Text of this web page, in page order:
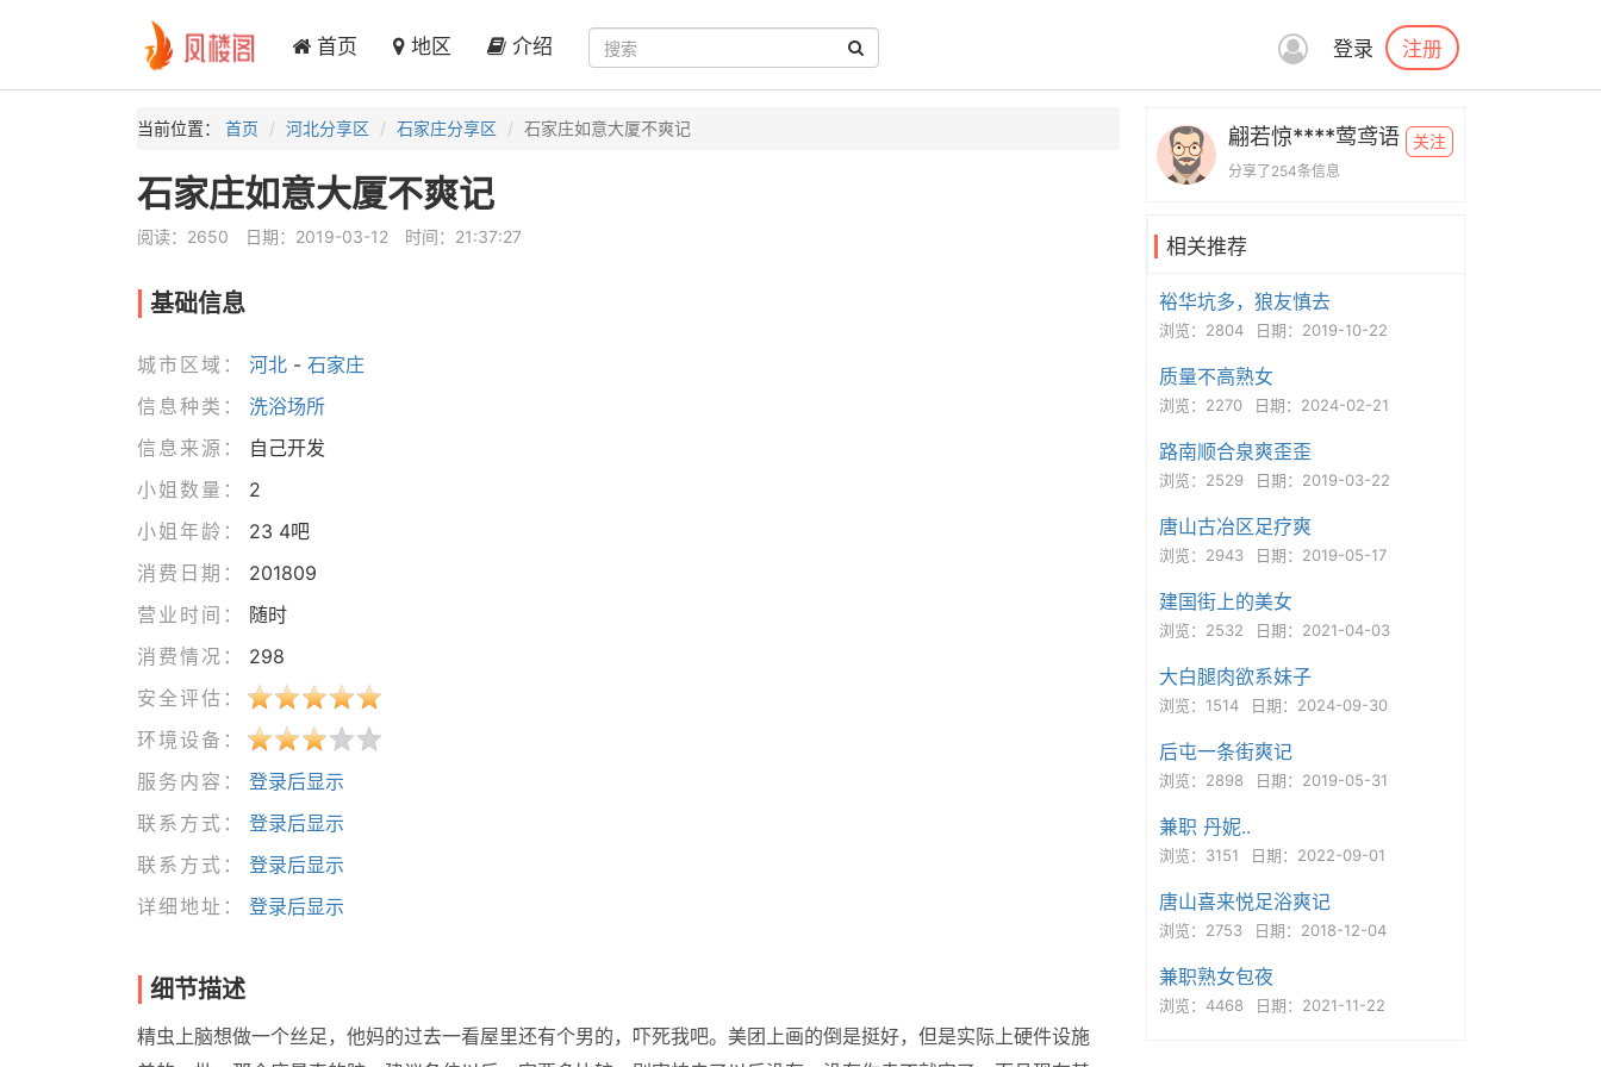
首页 地区 介绍 登录 注册
当前位置： 首页 河北分享区 石家庄分享区 石家庄如意大厦不爽记
石家庄如意大厦不爽记
阅读：2650 日期：2019-03-12 时间：21:37:27
基础信息
城市区域： 河北- 石家庄
信息种类：
洗浴场所
信息来源：
自己开发
小姐数量：
2
小姐年龄：
23 4吧
消费日期：
201809
营业时间：
随时
消费情况：
298
安全评估：
环境设备：
服务内容：
登录后显示
联系方式：
登录后显示
联系方式：
登录后显示
详细地址：
登录后显示
细节描述
精虫上脑想做一个丝足，他妈的过去一看屋里还有个男的，吓死我吧。美团上画的倒是挺好，但是实际上硬件设施
翩若惊****莺鸢语
分享了254条信息
关注
相关推荐
裕华坑多，狼友慎去
浏览：2804 日期：2019-10-22
质量不高熟女
浏览：2270 日期：2024-02-21
路南顺合泉爽歪歪
浏览：2529 日期：2019-03-22
唐山古冶区足疗爽
浏览：2943 日期：2019-05-17
建国街上的美女
浏览：2532 日期：2021-04-03
大白腿肉欲系妹子
浏览：1514 日期：2024-09-30
后屯一条街爽记
浏览：2898 日期：2019-05-31
兼职 丹妮..
浏览：3151 日期：2022-09-01
唐山喜来悦足浴爽记
浏览：2753 日期：2018-12-04
兼职熟女包夜
浏览：4468 日期：2021-11-22